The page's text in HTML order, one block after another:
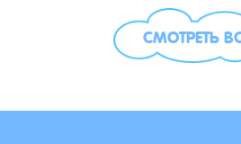
СМОТРЕТЬ